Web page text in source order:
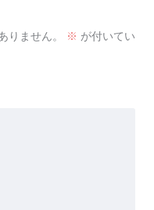
りません。 ※ が付いてい